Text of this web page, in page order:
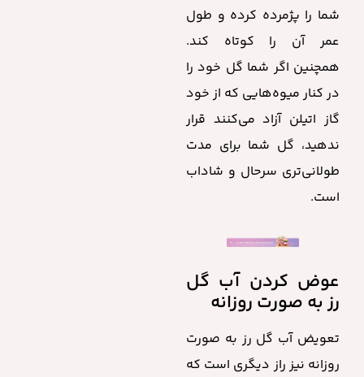
شما را پژمرده کرده و طول
عمر آن را کوتاه کند.
همچنین اگر شما گل خود را
در کنار میوه‌هایی که از خود
گاز اتیلن آزاد می‌کنند قرار
ندهید، گل شما برای مدت
طولانی‌تری سرحال و شاداب
است.
عوض کردن آب گل
رز به صورت روزانه
تعویض آب گل رز به صورت
روزانه نیز راز دیگری است که